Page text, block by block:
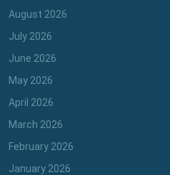
August 2026
July 2026
June 2026
May 2026
April 2026
March 2026
February 2026
January 2026